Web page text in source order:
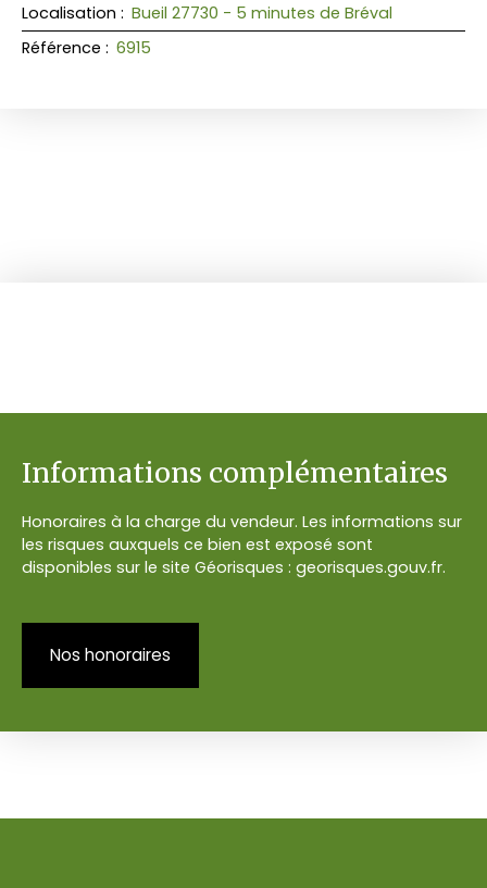
Localisation : Bueil 27730 - 5 minutes de Bréval
Référence : 6915
Informations complémentaires
Honoraires à la charge du vendeur. Les informations sur
les risques auxquels ce bien est exposé sont
disponibles sur le site Géorisques : georisques.gouv.fr.
Nos honoraires